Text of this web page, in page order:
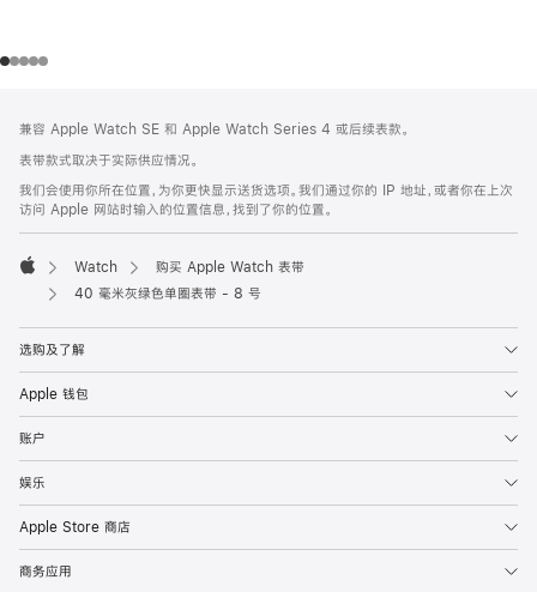
页
页
脚
注
兼容 Apple Watch SE 和 Apple Watch Series 4 或后续表款。
表带款式取决于实际供应情况。
我们会使用你所在位置，为你更快显示送货选项。我们通过你的 IP 地址，或者你在上次
访问 Apple 网站时输入的位置信息，找到了你的位置。
Apple
Watch
购买 Apple Watch 表带
40 毫米灰绿色单圈表带 - 8 号
选购及了解
Apple 钱包
账户
娱乐
Apple Store 商店
商务应用